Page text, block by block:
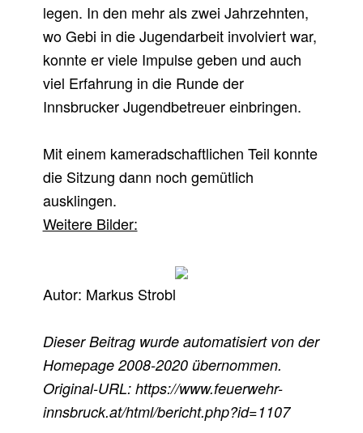
legen. In den mehr als zwei Jahrzehnten,
wo Gebi in die Jugendarbeit involviert war,
konnte er viele Impulse geben und auch
viel Erfahrung in die Runde der
Innsbrucker Jugendbetreuer einbringen.
Mit einem kameradschaftlichen Teil konnte
die Sitzung dann noch gemütlich
ausklingen.
Weitere Bilder:
Autor: Markus Strobl
Dieser Beitrag wurde automatisiert von der
Homepage 2008-2020 übernommen.
Original-URL: https://www.feuerwehr-
innsbruck.at/html/bericht.php?id=1107